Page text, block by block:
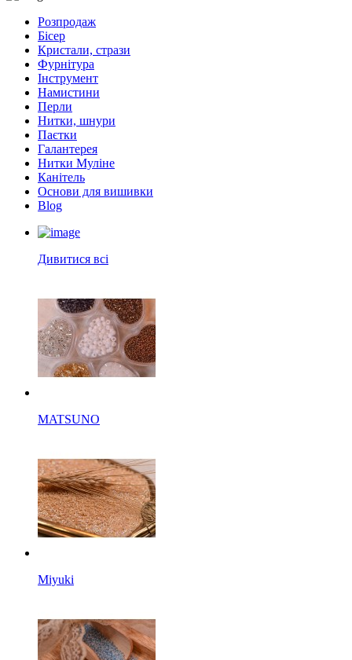
Розпродаж
Бісер
Кристали, стрази
Фурнітура
Інструмент
Намистини
Перли
Нитки, шнури
Паєтки
Галантерея
Нитки Муліне
Канітель
Основи для вишивки
Blog
Дивитися всі
MATSUNO
Miyuki